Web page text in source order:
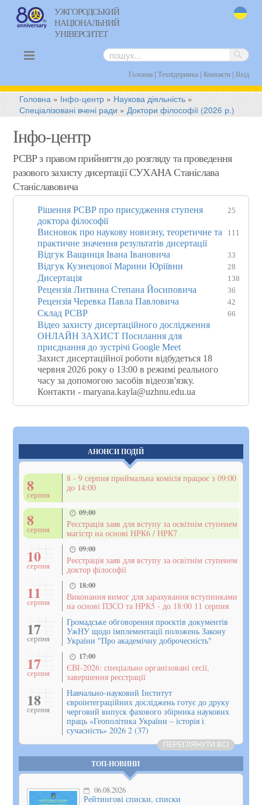
УЖГОРОДСЬКИЙ
НАЦІОНАЛЬНИЙ
УНІВЕРСИТЕТ
Головна| Техпідтримка| Контакти| Вхід
Головна » Інфо-центр » Наукова діяльність »
Спеціалізовані вчені ради »Доктори філософії (2026 р.)
Інфо-центр
РСВР з правом прийняття до розгляду та проведення
разового захисту дисертації СУХАНА Станіслава
Станіславовича
Рішення РСВР про присудження ступеня
доктора філософії
25
Висновок про наукову новизну, теоретичне та
практичне значення результатів дисертації
111
Відгук Ващинця Івана Івановича 33
Відгук Кузнецової Марини Юріївни 28
Дисертація 138
Рецензія Литвина Степана Йосиповича 36
Рецензія Черевка Павла Павловича 42
Склад РСВР 66
Відео захисту дисертаційного дослідження
ОНЛАЙН ЗАХИСТ Посилання для
приєднання до зустрічі Google Meet
Захист дисертаційної роботи відбудеться 18
червня 2026 року о 13:00 в режимі реального
часу за допомогою засобів відеозв'язку.
Контакти - maryana.kayla@uzhnu.edu.ua
АНОНСИ ПОДІЙ
8
серпня
8 - 9 серпня приймальна комісія працює з 09:00
до 14:00
8
серпня
09:00
Реєстрація заяв для вступу за освітнім ступенем
магістр на основі НРК6 / НРК7
10
серпня
09:00
Реєстрація заяв для вступу за освітнім ступенем
доктор філософії
11
серпня
18:00
Виконання вимог для зарахування вступниками
на основі ПЗСО та НРК5 - до 18:00 11 серпня
17
серпня
Громадське обговорення проєктів документів
УжНУ щодо імплементації положень Закону
України "Про академічну доброчесність"
17
серпня
17:00
ЄВІ-2026: спеціально організовані сесії,
завершення реєстрації
18
серпня
Навчально-науковий Інститут
євроінтеграційних досліджень готує до друку
черговий випуск фахового збірника наукових
праць «Геополітика України – історія і
сучасність» 2026 2 (37)
ПЕРЕГЛЯНУТИ ВСІ
ТОП-НОВИНИ
06.08.2026
Рейтингові списки, списки